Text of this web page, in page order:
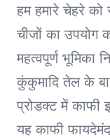
हम हमारे चेहरे
चीजों का
महत्वपूर्ण भूमिका
कुंकुमादि तेल के
प्रोडक्ट में काफी
यह काफी